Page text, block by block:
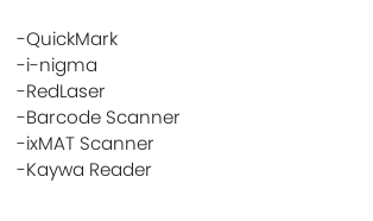
-QuickMark
-i-nigma
-RedLaser
-Barcode Scanner
-ixMAT Scanner
-Kaywa Reader